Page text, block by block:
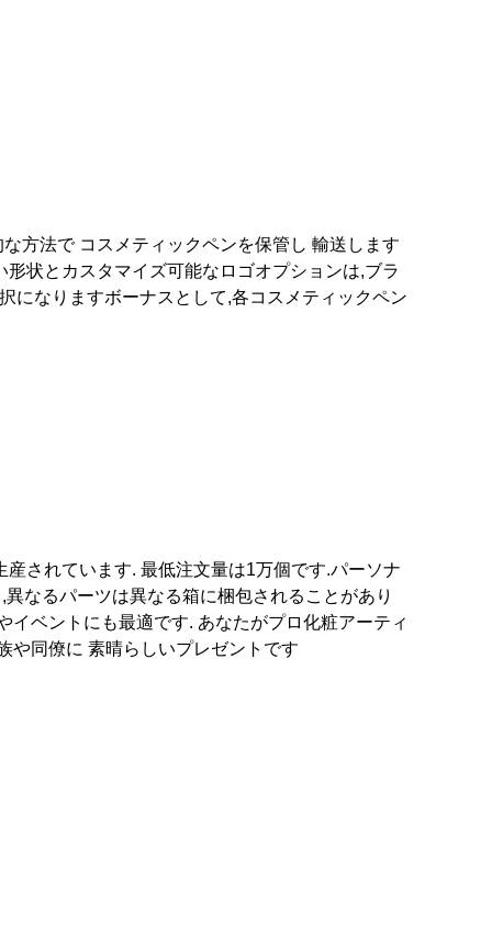
方法で コスメティックペンを保管し 輸送します
状とカスタマイズ可能なロゴオプションは,ブラ
になりますボーナスとして,各コスメティックペン
されています. 最低注文量は1万個です.パーソナ
なるパーツは異なる箱に梱包されることがあり
イベントにも最適です. あなたがプロ化粧アーティ
や同僚に 素晴らしいプレゼントです